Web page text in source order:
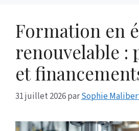
Formation en
renouvelable :
et
31 juillet 2026parSophie